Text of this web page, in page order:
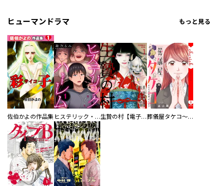
ヒューマンドラマ もっと見る
佐伯かよの作品集 ヒステリック・ハーレム～搾られる男と堕ちる女～【電子単行本版】 生贄の村【電子単行本版】 葬儀屋タケコ～あなたの最期、叶えます【電子単行本版】